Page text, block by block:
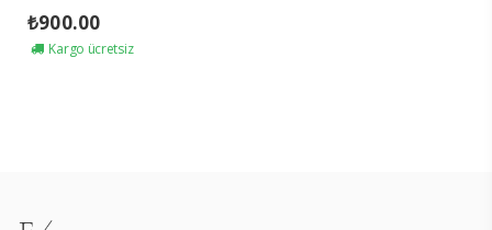
₺900.00
Kargo ücretsiz